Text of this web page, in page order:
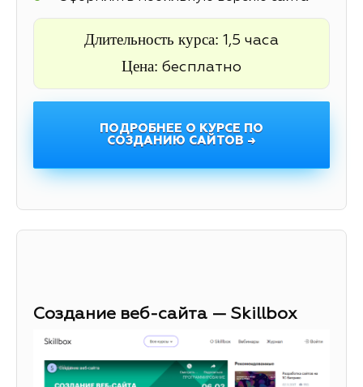
Длительность курса: 1,5 часа
Цена: бесплатно
ПОДРОБНЕЕ О КУРСЕ ПО
СОЗДАНИЮ САЙТОВ →
Создание веб-сайта — Skillbox